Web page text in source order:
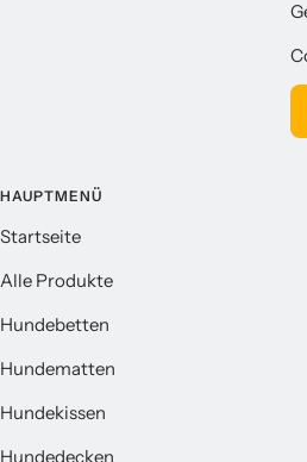
HAUPTMENÜ
Startseite
Alle Produkte
Hundebetten
Hundematten
Hundekissen
Hundedecken